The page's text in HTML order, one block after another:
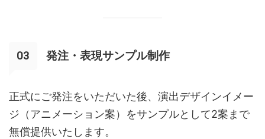
発注・表現サンプル制作
正式にご発注をいただいた後、演出デザインイメー
ジ（アニメーション案）をサンプルとして2案まで
無償提供いたします。